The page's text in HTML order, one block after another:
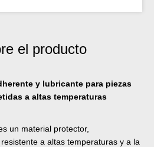
el producto
y lubricante para piezas
a altas temperaturas
un material protector,
a altas temperaturas y a la